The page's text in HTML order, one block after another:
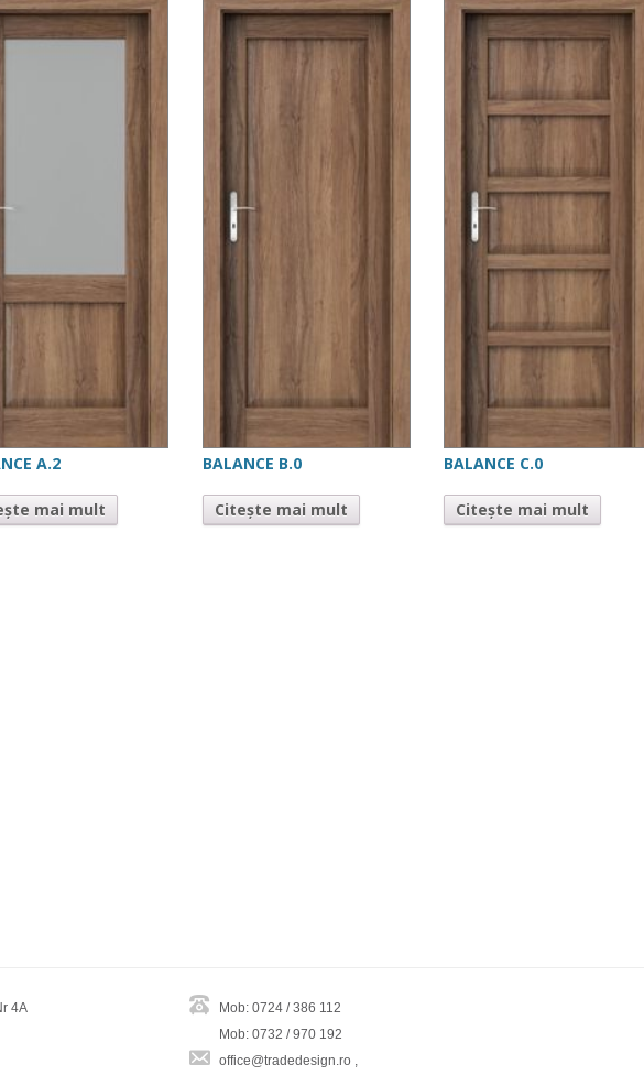
A.2
mai mult
BALANCE B.0
Citește mai mult
BALANCE C.0
Citește mai mult
4A
Mob: 0724 / 386 112
Mob: 0732 / 970 192
office@tradedesign.ro ,